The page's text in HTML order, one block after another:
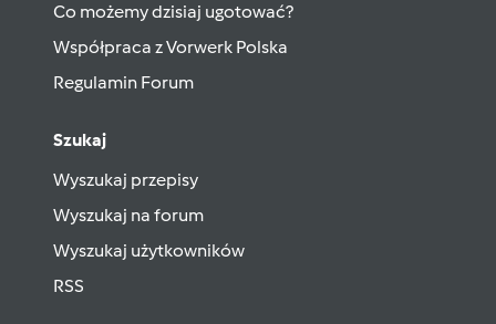
Co możemy dzisiaj ugotować?
Współpraca z Vorwerk Polska
Regulamin Forum
Szukaj
Wyszukaj przepisy
Wyszukaj na forum
Wyszukaj użytkowników
RSS